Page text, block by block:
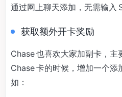
通过网上聊天添加，无需输入
获取额外开卡奖励
Chase 也喜欢大家加副卡，
Chase 卡的时候，增加一个
如：